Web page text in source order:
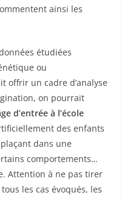
ainsi les
étudiées
ou
offrir un cadre d’analyse
on pourrait
d’entrée à l’école
des enfants
dans une
comportements…
Attention à ne pas tirer
les cas évoqués, les